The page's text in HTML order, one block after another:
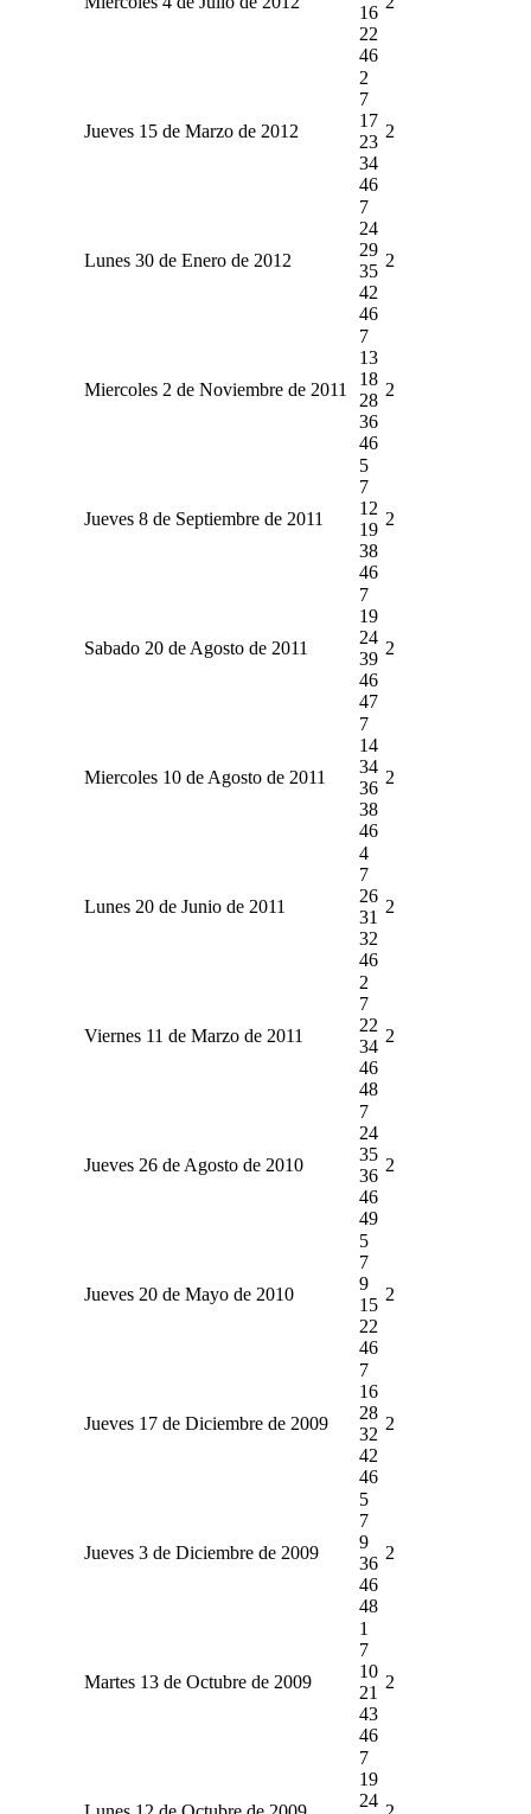
16
22
46
Jueves 15 de Marzo de 2012
2
7
17
23
34
46
2
Lunes 30 de Enero de 2012
7
24
29
35
42
46
2
Miercoles 2 de Noviembre de 2011
7
13
18
28
36
46
2
Jueves 8 de Septiembre de 2011
5
7
12
19
38
46
2
Sabado 20 de Agosto de 2011
7
19
24
39
46
47
2
Miercoles 10 de Agosto de 2011
7
14
34
36
38
46
2
Lunes 20 de Junio de 2011
4
7
26
31
32
46
2
Viernes 11 de Marzo de 2011
2
7
22
34
46
48
2
Jueves 26 de Agosto de 2010
7
24
35
36
46
49
2
Jueves 20 de Mayo de 2010
5
7
9
15
22
46
2
Jueves 17 de Diciembre de 2009
7
16
28
32
42
46
2
Jueves 3 de Diciembre de 2009
5
7
9
36
46
48
2
Martes 13 de Octubre de 2009
1
7
10
21
43
46
2
7
19
24